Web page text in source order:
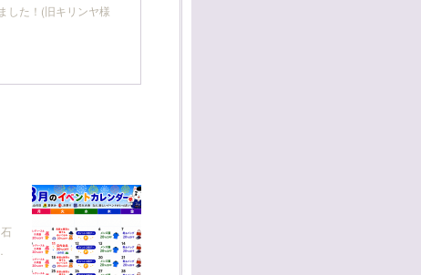
した！(旧キリンヤ様